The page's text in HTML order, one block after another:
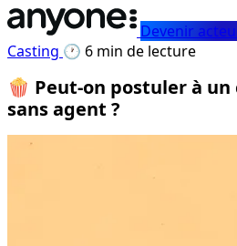
Devenir
Casting 🕐 6 min de lecture
🍿 Peut-on postuler à
sans agent ?